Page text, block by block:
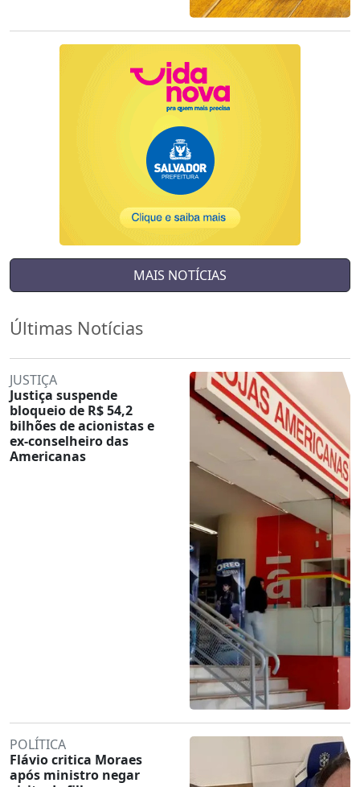
MAIS NOTÍCIAS
Últimas Notícias
JUSTIÇA
Justiça suspende
bloqueio de R$ 54,2
bilhões de acionistas e
ex-conselheiro das
Americanas
POLÍTICA
Flávio critica Moraes
após ministro negar